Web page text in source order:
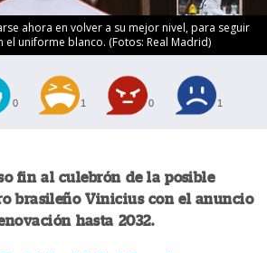
ahora en volver a su mejor nivel, para seguir
uniforme blanco. (Fotos: Real Madrid)
0 1 0 1
fin al culebrón de la posible
brasileño Vinicius con el anuncio
hasta 2032.